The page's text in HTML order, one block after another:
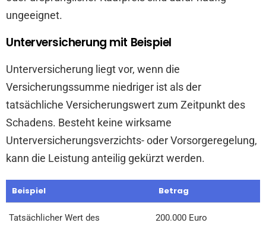
ungeeignet.
Unterversicherung mit Beispiel
Unterversicherung liegt vor, wenn die
Versicherungssumme niedriger ist als der
tatsächliche Versicherungswert zum Zeitpunkt des
Schadens. Besteht keine wirksame
Unterversicherungsverzichts- oder Vorsorgeregelung,
kann die Leistung anteilig gekürzt werden.
Beispiel Betrag
Tatsächlicher Wert des
200.000 Euro